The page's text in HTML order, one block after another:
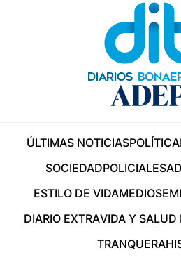
ÚLTIMAS NOTICIASPOLÍTICA
SOCIEDADPOLICIALES
ESTILO DE VIDAMEDIOS
DIARIO EXTRAVIDA Y SALUD
TRANQUERA